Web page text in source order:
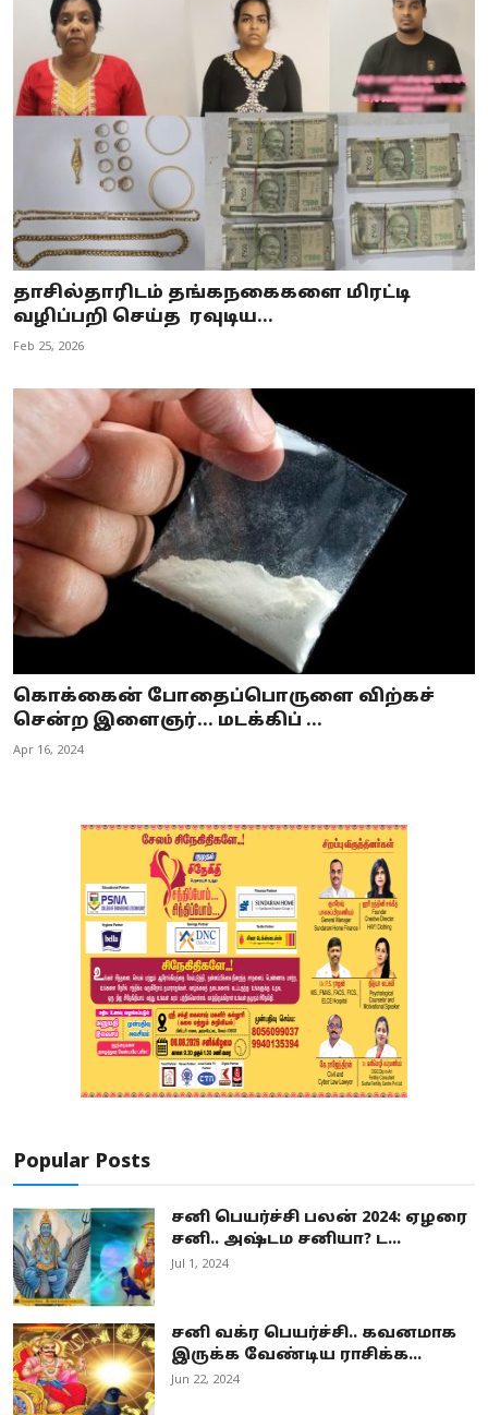
தாசில்தாரிடம் தங்கநகைகளை மிரட்டி
வழிப்பறி செய்த ரவுடிய...
Feb 25, 2026
கொக்கைன் போதைப்பொருளை விற்கச்
சென்ற இளைஞர்... மடக்கிப் ...
Apr 16, 2024
Popular Posts
சனி பெயர்ச்சி பலன் 2024: ஏழரை
சனி.. அஷ்டம சனியா? ட...
Jul 1, 2024
சனி வக்ர பெயர்ச்சி.. கவனமாக
இருக்க வேண்டிய ராசிக்க...
Jun 22, 2024